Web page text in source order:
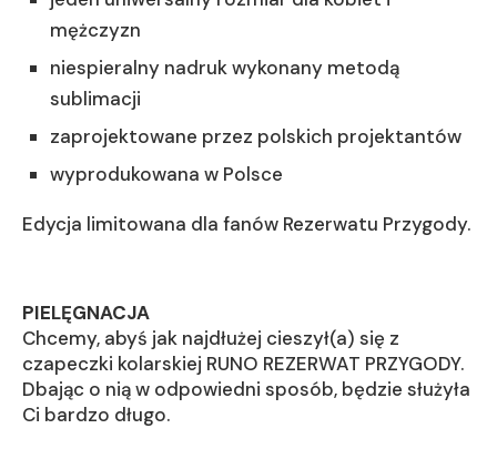
mężczyzn
niespieralny nadruk wykonany metodą
sublimacji
zaprojektowane przez polskich projektantów
wyprodukowana w Polsce
Edycja limitowana dla fanów Rezerwatu Przygody.
PIELĘGNACJA
Chcemy, abyś jak najdłużej cieszył(a) się z
czapeczki kolarskiej RUNO REZERWAT PRZYGODY.
Dbając o nią w odpowiedni sposób, będzie służyła
Ci bardzo długo.